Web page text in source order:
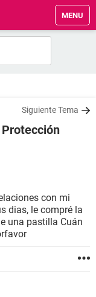
MENU
Siguiente Tema
con mi
dias, le compré la
una pastilla Cuán